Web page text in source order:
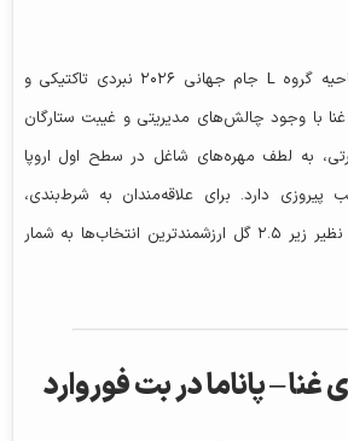
تقابل غنا و پاناما در افتتاحیه گروه L جام جهانی ۲۰۲۶ نبردی تاکتیکی و
با وجود چالش‌های مدیریتی و غیبت ستارگان
به لطف مهره‌های شاغل در سطح اول اروپا
دارد. برای علاقه‌مندان به شرط‌بندی،
گزینه‌های تدافعی و کم‌گل نظیر زیر ۲.۵ گل ارزشمندترین انتخاب‌ها به شمار
– پاناما در بت فوروارد